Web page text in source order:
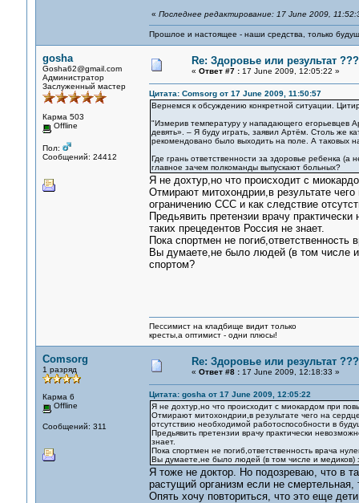
« Последнее редактирование: 17 June 2009,
Прошлое и настоящее - наши средства, только
gosha
Gosha62@gmail.com
Администратор
Заслуженный мастер
Карма 503
Offline
Пол:
Сообщений: 24412
Re: Здоровье или результат ???
« Ответ #7 :17 June 2009, 12:05:22 »
Цитата: Comsorg от 17 June 2009, 11:50:57
Вернемся к обсуждению конкретной ситуации.
"Измерив температуру у нападающего егорьевцев
девять». – Я буду играть, заявил Артём. Столь же
рекомендовано было выходить на поле. А таковых
Где грань ответственности за здоровье ребенка (а
главное зачем полкоманды выпускают больных?
Я не дохтур,но что происходит с
Отмирают митохондрии,в результате
ограничению ССС и как следствие
Предьявить претензии врачу
таких прецедентов Россия не знает.
Пока спортмен не погиб,ответственность
Вы думаете,не было людей (в том числе
спортом?
Пессимист на кладбище видит только
кресты,а оптимист - одни плюсы!
Comsorg
1 разряд
Карма 6
Offline
Сообщений: 311
Re: Здоровье или результат ???
« Ответ #8 :17 June 2009, 12:18:33 »
Цитата: gosha от 17 June 2009, 12:05:22
Я не дохтур,но что происходит с миокардом при
Отмирают митохондрии,в результате чего на
отсутствию необходимой работоспособности в
Предьявить претензии врачу практически
знает.
Пока спортмен не погиб,ответственность врача
Вы думаете,не было людей (в том числе и медиков)
Я тоже не доктор. Но подозреваю, что в
растущий организм если не смертельная,
Опять хочу повториться, что это еще